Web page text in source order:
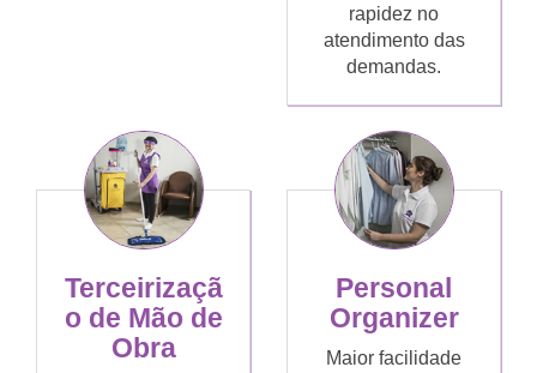
rapidez no
atendimento das
demandas.
Terceirizaçã
o de Mão de
Obra
Personal
Organizer
Maior facilidade